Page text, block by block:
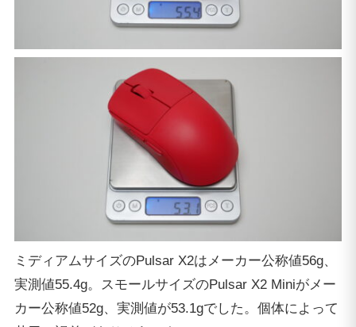
ミディアムサイズのPulsar X2はメーカー公称値56g、
実測値55.4g。スモールサイズのPulsar X2 Miniがメー
カー公称値52g、実測値が53.1gでした。個体によって